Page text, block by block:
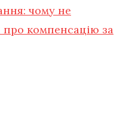
чому не
про компенсацію за